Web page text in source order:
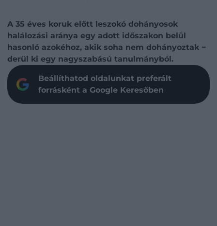
A 35 éves koruk előtt leszokó dohányosok
halálozási aránya egy adott időszakon belül
hasonló azokéhoz, akik soha nem dohányoztak −
derül ki egy nagyszabású tanulmányból.
Beállíthatod oldalunkat preferált
forrásként a Google Keresőben